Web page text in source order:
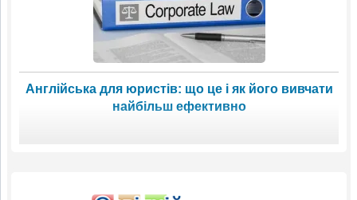
Англійська для юристів: що це і як його вивчати
найбільш ефективно